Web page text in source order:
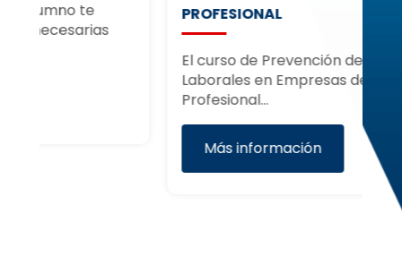
PROFESIONAL
El curso de Prevención de Riesgos
Laborales en Empresas de Formación